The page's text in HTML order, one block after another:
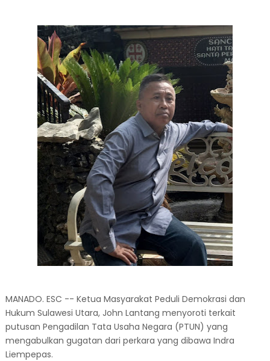
MANADO. ESC -- Ketua Masyarakat Peduli Demokrasi dan
Hukum Sulawesi Utara, John Lantang menyoroti terkait
putusan Pengadilan Tata Usaha Negara (PTUN) yang
mengabulkan gugatan dari perkara yang dibawa Indra
Liempepas.